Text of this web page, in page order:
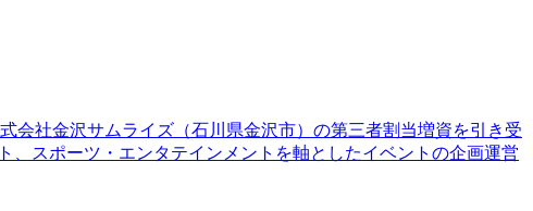
会社金沢サムライズ（石川県金沢市）の第三者割当増資を引き受
スポーツ・エンタテインメントを軸としたイベントの企画運営